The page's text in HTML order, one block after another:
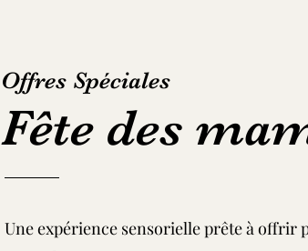
Offres Spéciales
Fête des
Une expérience sensorielle prête à offrir